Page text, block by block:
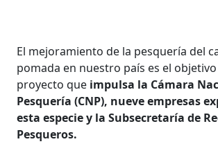
El mejoramiento de la pesquería del
pomada en nuestro país es el
proyecto que impulsa la Cámara
Pesquería (CNP), nueve empresas
esta especie y la Subsecretaría de
Pesqueros.